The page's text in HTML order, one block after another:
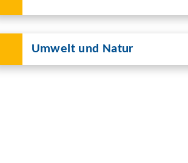
Umwelt und Natur